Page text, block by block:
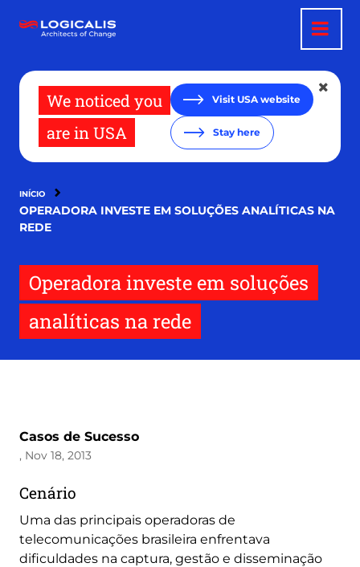
para
We noticed you
are in USA
Visit USA website
Stay here
INÍCIO
OPERADORA INVESTE EM SOLUÇÕES ANALÍTICAS NA
REDE
Operadora investe em soluções
analíticas na rede
Casos de Sucesso
, Nov 18, 2013
Cenário
Uma das principais operadoras de
telecomunicações brasileira enfrentava
dificuldades na captura, gestão e disseminação